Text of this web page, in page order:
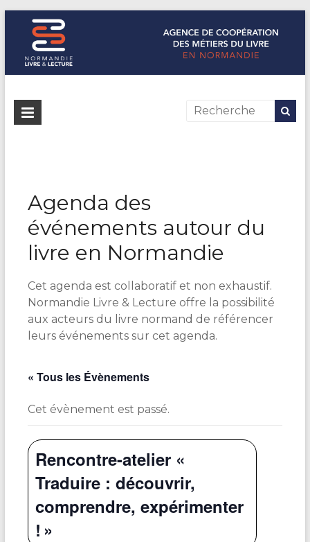
Normandie Livre & Lecture
L'agence de coopération des métiers du livre en Normandie
Agenda des
événements autour du
livre en Normandie
Cet agenda est collaboratif et non exhaustif.
Normandie Livre & Lecture offre la possibilité
aux acteurs du livre normand de référencer
leurs événements sur cet agenda.
« Tous les Évènements
Cet évènement est passé.
Rencontre-atelier «
Traduire : découvrir,
comprendre, expérimenter
! »